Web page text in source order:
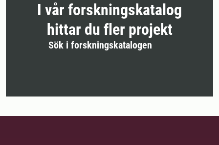
I vår forskningskatalog
hittar du fler projekt
Sök i forskningskatalogen